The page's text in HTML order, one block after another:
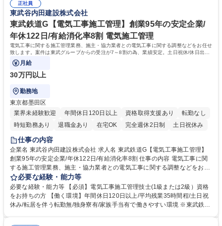
イツリー駅付近仮線軌道切替工事【事例】https://tobu-yachida.co.jp/work
s/construction/ 募集職種 埼玉/土木施工管理（東武鉄道G）：転勤無/創業9
5年/年休122日/有給消化率8割
す。【当社の魅力】■東武(鉄道)グループの一員であり、会社基盤として非
常に安定 ■鉄道沿線での業務のため基本的に転勤、出張無 ■創業95年の安
定基盤/平均勤続年数16.9年で長期的就業可 ■業者とのフランクな関係性◎
(長い付き合いの業者が多いです) 学歴・資格 学歴：大学院 大学 高専 短大
専修学校 高校 語学力： 資格：1級土木施工管理技士
正社員
東武谷内田建設株式会社
東武鉄道G【電気工事施工管理】創業95年の安定企業/
年休122日/有給消化率8割 電気施工管理
電気工事に関する施工管理業務、施主・協力業者との電気工事に関する調整などをお任せ
致します。案件は東武グループからの受注が7～8割の為、業績安定。土日祝休/休日出勤
の場合も代休有りで働き方◎
月給
30万円以上
勤務地
東京都墨田区
業界未経験歓迎
年間休日120日以上 資格取得支援あり
転勤なし
時短勤務あり
退職金あり 在宅OK 完全週休2日制 土日祝休み
仕事の内容
企業名 東武谷内田建設株式会社 求人名 東武鉄道G【電気工事施工管理】
創業95年の安定企業/年休122日/有給消化率8割 仕事の内容 電気工事に関
する施工管理業務、施主・協力業者との電気工事に関する調整などをお任
せ致します。案件は東武グループからの受注が7～8割の為、業績安定。土
日祝休/休日出勤の場合も代休有りで働き方◎ 【詳細】当社の「建築事業
(鉄道関連施設等)」への配属となり、電気の施工管理業務をお任せしま
す。具体的には電気工事に関する施工計画の作成、管理（工程・品質・安
必要な経験・能力等
必要な経験・能力等 【必須】電気工事施工管理技士(1級または2級）資格
をお持ちの方 【働く環境】年間休日120日以上/平均残業35時間程/土日祝
休み/転居を伴う転勤無/独身寮有/家族手当有で働きやすい環境 ※東武鉄道